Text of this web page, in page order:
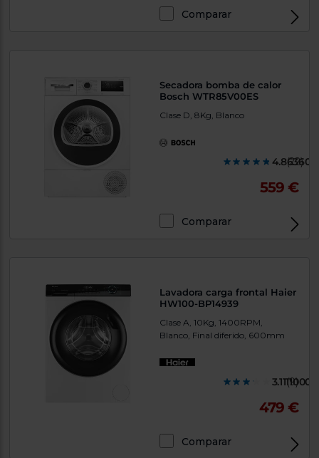
Comparar
Secadora bomba de calor
Bosch WTR85V00ES
Clase D, 8Kg, Blanco
(22)
559 €
Comparar
Lavadora carga frontal Haier
HW100-BP14939
Clase A, 10Kg, 1400RPM,
Blanco, Final diferido, 600mm
3.1111000
(9)
479 €
Comparar